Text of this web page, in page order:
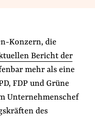
Konzern, die
Bericht der
mehr als eine
FDP und Grüne
Unternehmenschef
des